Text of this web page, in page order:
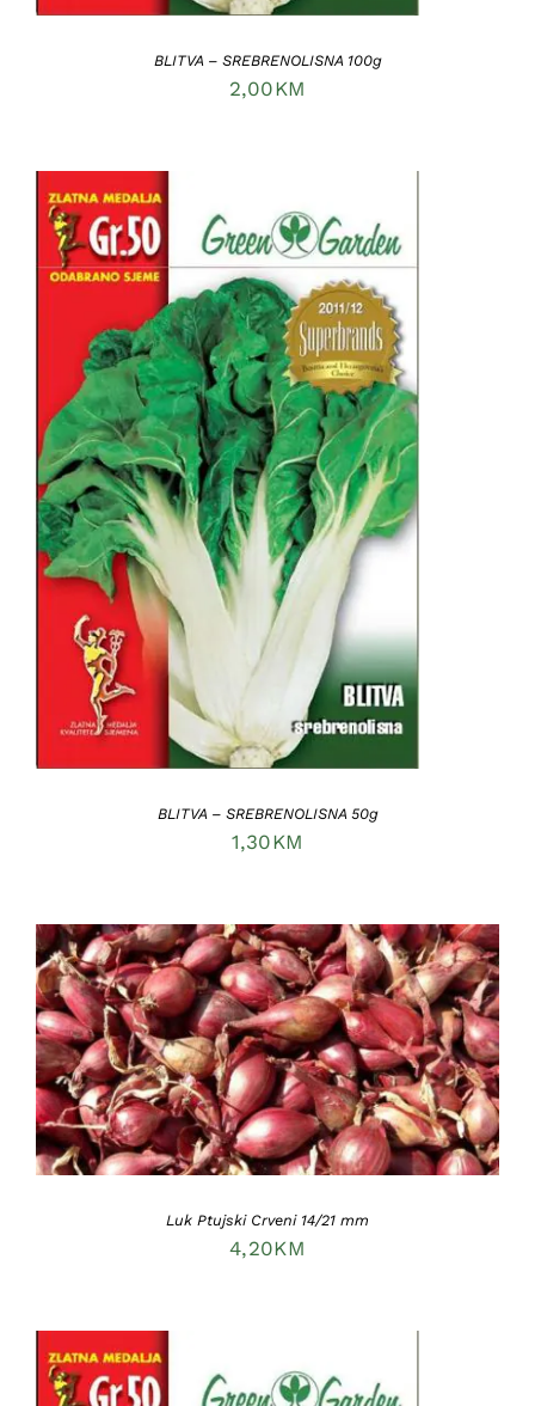
BLITVA – SREBRENOLISNA 100g
2,00KM
DODAJ U KORPU / DETAILS
BLITVA – SREBRENOLISNA 50g
1,30KM
DODAJ U KORPU / DETAILS
Luk Ptujski Crveni 14/21 mm
4,20KM